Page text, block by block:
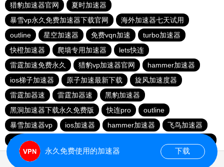
猎豹加速器官网
夏时加速器
暴雪vp永久免费加速器下载官网
海外加速器七天试用
outline
星空加速器 免费vqn加速
turbo加速器
快橙加速器
爬墙专用加速器
lets快连
雷霆加速免费永久
猎豹vp加速器官网
hammer加速器
ios梯子加速器
原子加速最新下载
旋风加速度器
雷霆加器速
雷霆加器速
黑豹加速器
黑洞加速器下载永久免费版
快连pro
outline
暴雪加速器vp
ios加速器 hammer加速器
飞鸟加速器
outline
黑洞nvp加速器
永久免费使用的加速器 下载